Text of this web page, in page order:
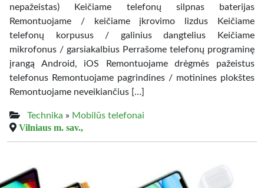
nepažeistas) Keičiame telefonų silpnas baterijas
Remontuojame / keičiame įkrovimo lizdus Keičiame
telefonų korpusus / galinius dangtelius Keičiame
mikrofonus / garsiakalbius Perrašome telefonų programinę
įrangą Android, iOS Remontuojame drėgmės pažeistus
telefonus Remontuojame pagrindines / motinines plokštes
Remontuojame neveikiančius […]
Technika » Mobilūs telefonai
Vilniaus m. sav.,